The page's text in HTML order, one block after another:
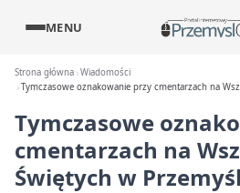
MENU
Strona główna Wiadomości
Tymczasowe oznakowanie przy cmentarzach na
Tymczasowe
cmentarzach na
Świętych w